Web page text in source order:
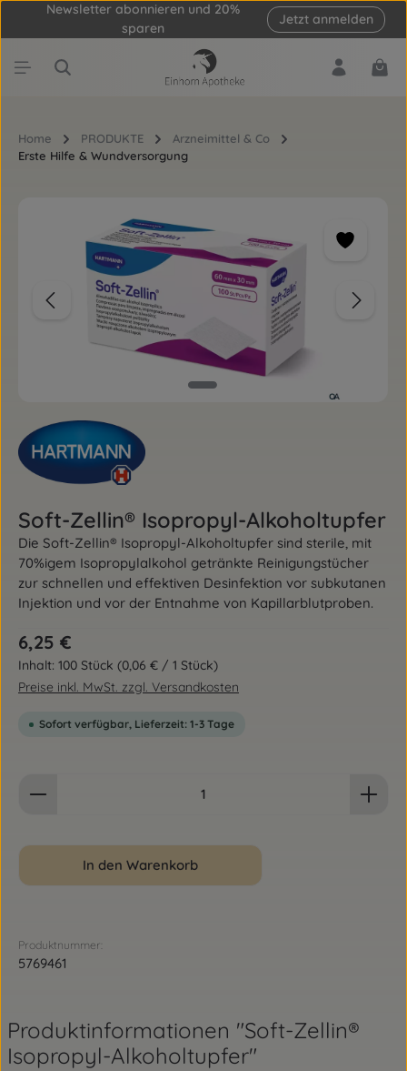
Zum Hauptinhalt springen
Newsletter abonnieren und 20%
sparen
Jetzt anmelden
Home PRODUKTE
Arzneimittel & Co
Erste Hilfe & Wundversorgung
Soft-Zellin® Isopropyl-Alkoholtupfer
Die Soft-Zellin® Isopropyl-Alkoholtupfer sind sterile, mit
70%igem Isopropylalkohol getränkte Reinigungstücher
zur schnellen und effektiven Desinfektion vor subkutanen
Injektion und vor der Entnahme von Kapillarblutproben.
Regulärer Preis:
6,25 €
Inhalt: 100 Stück (0,06 € / 1 Stück)
Preise inkl. MwSt. zzgl. Versandkosten
Sofort verfügbar, Lieferzeit: 1-3 Tage
In den Warenkorb
Produktnummer:
5769461
Produktinformationen "Soft-Zellin®
Isopropyl-Alkoholtupfer"